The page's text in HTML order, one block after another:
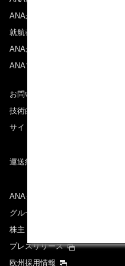
ANAからのお知らせ
就航都市
ANAがお約束する体験
ANAマイレージクラブ
お問い合わせ
技術的なお問い合わせ（推奨環境
サイトマップ
運送約款
ANAグループについて
グループ企業一覧
株主・投資家情報
プレスリリース
欧州採用情報